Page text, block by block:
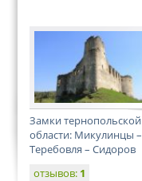
Замки тернопольской
области: Микулинцы –
Теребовля – Сидоров
отзывов: 1